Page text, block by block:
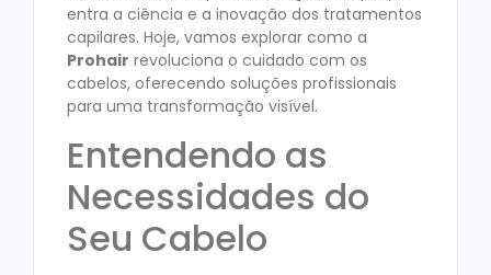
entra a ciência e a inovação dos tratamentos
capilares. Hoje, vamos explorar como a
Prohair revoluciona o cuidado com os
cabelos, oferecendo soluções profissionais
para uma transformação visível.
Entendendo as
Necessidades do
Seu Cabelo